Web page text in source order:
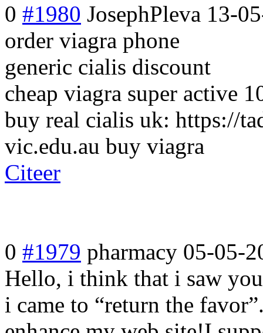
0 #1980 JosephPleva 13-
order viagra phone
generic cialis discount
cheap viagra super active
buy real cialis uk: https://
vic.edu.au buy viagra
Citeer
0 #1979 pharmacy 05-05-
Hello, i think that i saw
i came to “return the